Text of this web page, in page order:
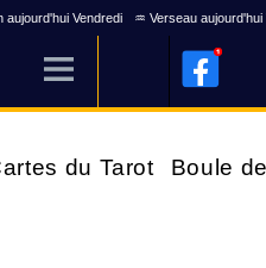
aujourd'hui Vendredi ♒ Verseau aujourd'hui
du Tarot Boule